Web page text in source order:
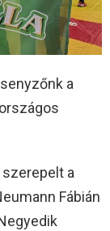
a
a
Fábián